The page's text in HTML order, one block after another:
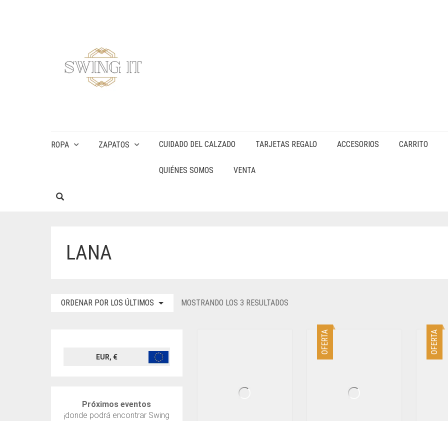
ROPA ZAPATOS CUIDADO DEL CALZADO TARJETAS REGALO ACCESORIOS CARRITO
QUIÉNES SOMOS VENTA
LANA
ORDENAR POR LOS ÚLTIMOS MOSTRANDO LOS 3 RESULTADOS
OFERTA OFERTA
EUR, €
Próximos eventos
¡donde podrá encontrar Swing